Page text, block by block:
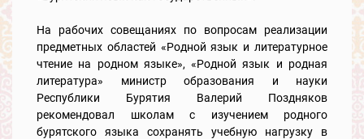
На рабочих совещаниях по вопросам реализации
предметных областей «Родной язык и литературное
чтение на родном языке», «Родной язык и родная
литература» министр образования и науки
Республики Бурятия Валерий Поздняков
рекомендовал школам с изучением родного
бурятского языка сохранять учебную нагрузку в